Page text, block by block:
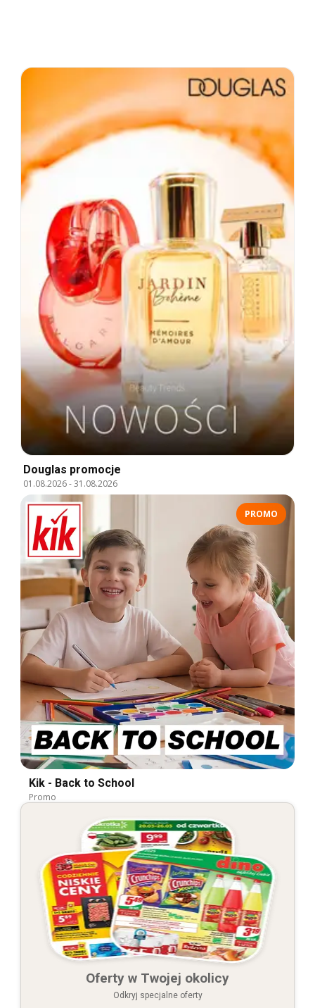
Douglas promocje
01.08.2026-31.08.2026
PROMO
Kik - Back to School
Promo
Oferty w Twojej okolicy
Odkryj specjalne oferty